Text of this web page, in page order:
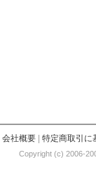
会社概要| 特定商取引に
Copyright (c) 2006-